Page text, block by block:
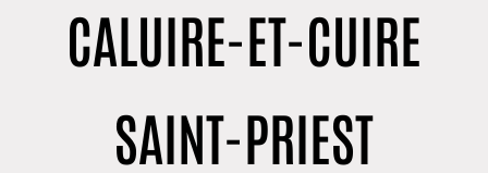
CALUIRE-ET-CUIRE
SAINT-PRIEST